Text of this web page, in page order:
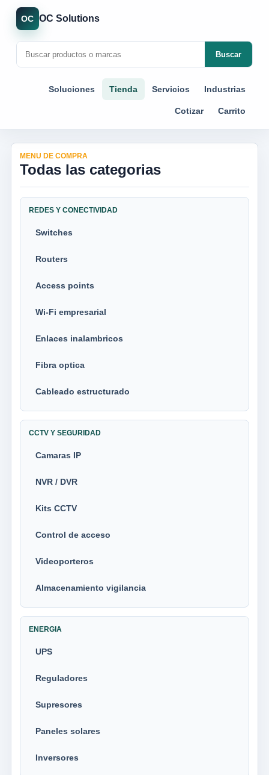
OC OC Solutions
Buscar
Soluciones Tienda Servicios Industrias
Cotizar Carrito
MENU DE COMPRA
Todas las categorias
REDES Y CONECTIVIDAD
Switches
Routers
Access points
Wi-Fi empresarial
Enlaces inalambricos
Fibra optica
Cableado estructurado
CCTV Y SEGURIDAD
Camaras IP
NVR / DVR
Kits CCTV
Control de acceso
Videoporteros
Almacenamiento vigilancia
ENERGIA
UPS
Reguladores
Supresores
Paneles solares
Inversores